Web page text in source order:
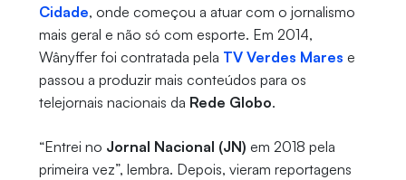
Cidade, onde começou a atuar com o jornalismo
mais geral e não só com esporte. Em 2014,
Wânyffer foi contratada pela TV Verdes Mares e
passou a produzir mais conteúdos para os
telejornais nacionais da Rede Globo.
“Entrei no Jornal Nacional (JN) em 2018 pela
primeira vez”, lembra. Depois, vieram reportagens